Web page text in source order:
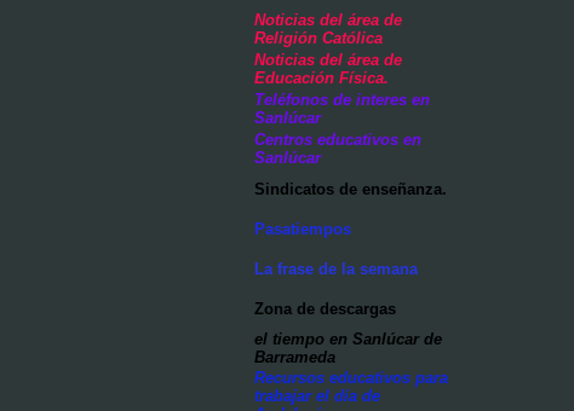
Noticias del área de
Religión Católica
Noticias del área de
Educación Física.
Teléfonos de interes en
Sanlúcar
Centros educativos en
Sanlúcar
Sindicatos de enseñanza.
Pasatiempos
La frase de la semana
Zona de descargas
el tiempo en Sanlúcar de
Barrameda
Recursos educativos para
trabajar el día de